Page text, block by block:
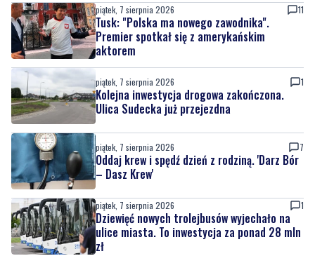
piątek, 7 sierpnia 2026 11
Tusk: "Polska ma nowego zawodnika".
Premier spotkał się z amerykańskim
aktorem
piątek, 7 sierpnia 2026 1
Kolejna inwestycja drogowa zakończona.
Ulica Sudecka już przejezdna
piątek, 7 sierpnia 2026 7
Oddaj krew i spędź dzień z rodziną. 'Darz Bór
– Dasz Krew'
piątek, 7 sierpnia 2026 1
Dziewięć nowych trolejbusów wyjechało na
ulice miasta. To inwestycja za ponad 28 mln
zł